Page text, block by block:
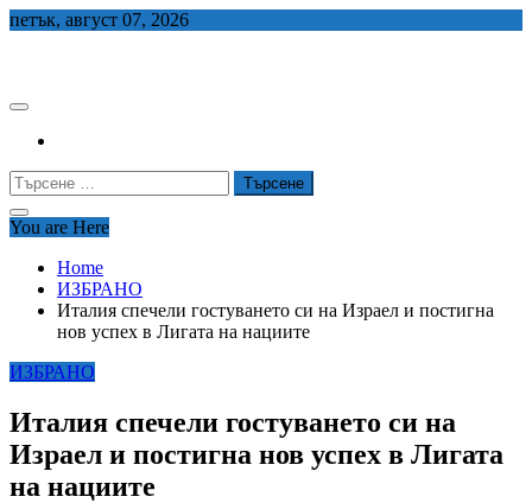
Skip
петък, август 07, 2026
Търсене
за:
You are Here
Home
ИЗБРАНО
Италия спечели гостуването си на Израел и постигна
нов успех в Лигата на нациите
ИЗБРАНО
Италия спечели гостуването си на
Израел и постигна нов успех в Лигата
на нациите